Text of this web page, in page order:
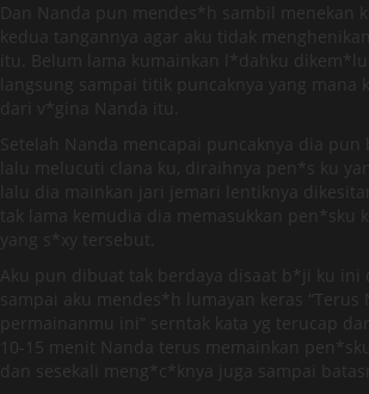
Dan Nanda pun mendes*h sambil menekan
kedua tangannya agar aku tidak
itu. Belum lama kumainkan l*dahku
langsung sampai titik puncaknya yang mana
dari v*gina Nanda itu.
Setelah Nanda mencapai puncaknya dia pun
lalu melucuti clana ku, diraihnya pen*s ku
lalu dia mainkan jari jemari lentiknya
tak lama kemudia dia memasukkan pen*sku
yang s*xy tersebut.
Aku pun dibuat tak berdaya disaat b*ji ku
sampai aku mendes*h lumayan keras “Terus
permainanmu ini” serntak kata yg terucap
10-15 menit Nanda terus memainkan
dan sesekali meng*c*knya juga sampai